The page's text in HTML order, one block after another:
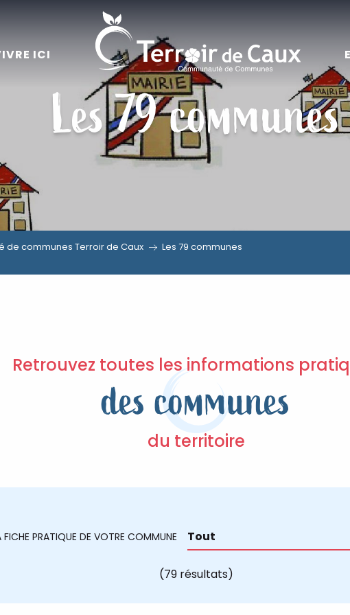
ICI
Les 79 communes
de communes Terroir de Caux Les 79 communes
Retrouvez toutes les informations
des communes
du territoire
FICHE PRATIQUE DE VOTRE COMMUNE
(79 résultats)